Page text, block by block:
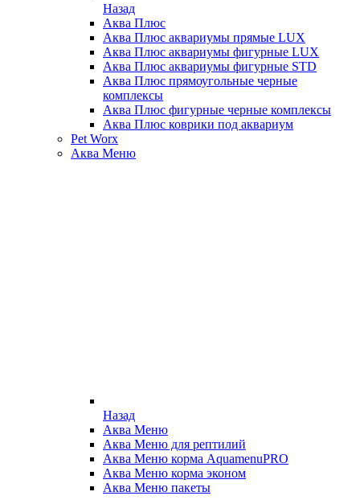
Назад
Аква Плюс
Аква Плюс аквариумы прямые LUX
Аква Плюс аквариумы фигурные LUX
Аква Плюс аквариумы фигурные STD
Аква Плюс прямоугольные черные
комплексы
Аква Плюс фигурные черные комплексы
Аква Плюс коврики под аквариум
Pet Worx
Аква Меню
Назад
Аква Меню
Аква Меню для рептилий
Аква Меню корма AquamenuPRO
Аква Меню корма эконом
Аква Меню пакеты